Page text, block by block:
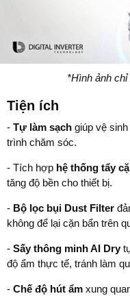
*Hình ảnh
Tiện ích
- Tự làm sạch giúp vệ
trình chăm sóc.
- Tích hợp hệ thống tẩy
tăng độ bền cho thiết bị.
- Bộ lọc bụi Dust Filter
không để lại cặn bẩn trên
- Sấy thông minh AI Dry
độ ẩm thực tế, tránh làm
- Chế độ hút ẩm xung